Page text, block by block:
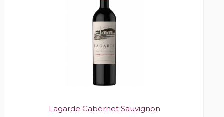
Lagarde Cabernet Sauvignon